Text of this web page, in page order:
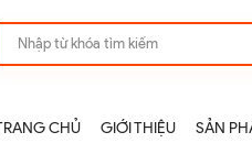
CHỦ GIỚI THIỆU SẢN